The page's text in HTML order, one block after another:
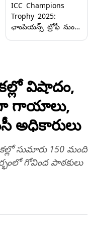
ICC Champions
Trophy 2025:
ఛాంపియన్స్‌ ట్రోఫీ నుంచి
బంగ్లాదేశ్‌పై 5 వికెట్ల
తేడాతో కివీస్ ఘన
విజయం
విషాదం,
గాయాలు,
అధికారులు
సుమారు 150 మంది
గోవింద పాఠ‌కులు